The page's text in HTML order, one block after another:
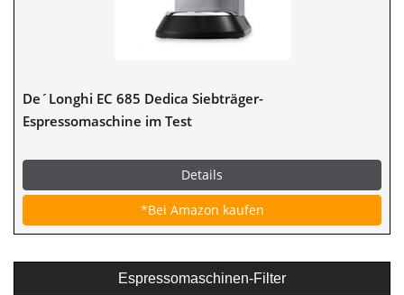
De´Longhi EC 685 Dedica Siebträger-
Espressomaschine im Test
Details
*Bei Amazon kaufen
Espressomaschinen-Filter